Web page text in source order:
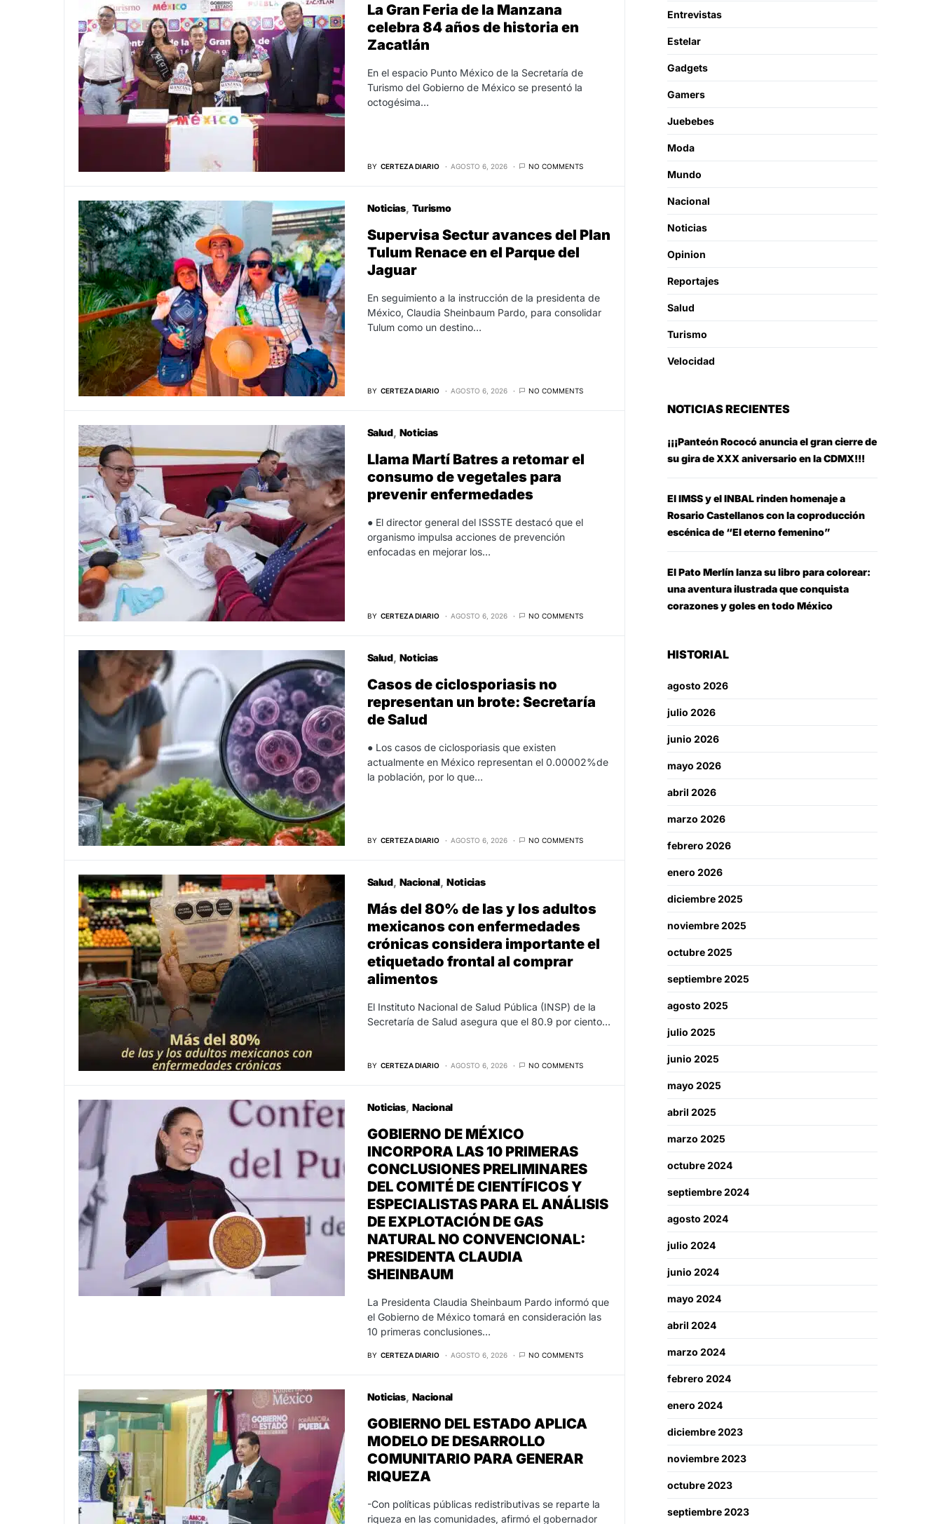
La Gran Feria de la Manzana
celebra 84 años de historia en
Zacatlán
En el espacio Punto México de la Secretaría de
Turismo del Gobierno de México se presentó la
octogésima…
BY CERTEZA DIARIO AGOSTO 6, 2026 NO COMMENTS
Noticias Turismo
Supervisa Sectur avances del Plan
Tulum Renace en el Parque del
Jaguar
En seguimiento a la instrucción de la presidenta de
México, Claudia Sheinbaum Pardo, para consolidar
Tulum como un destino…
BY CERTEZA DIARIO AGOSTO 6, 2026 NO COMMENTS
Salud Noticias
Llama Martí Batres a retomar el
consumo de vegetales para
prevenir enfermedades
● El director general del ISSSTE destacó que el
organismo impulsa acciones de prevención
enfocadas en mejorar los…
BY CERTEZA DIARIO AGOSTO 6, 2026 NO COMMENTS
Salud Noticias
Casos de ciclosporiasis no
representan un brote: Secretaría
de Salud
● Los casos de ciclosporiasis que existen
actualmente en México representan el 0.00002%de
la población, por lo que…
BY CERTEZA DIARIO AGOSTO 6, 2026 NO COMMENTS
Salud Nacional Noticias
Más del 80% de las y los adultos
mexicanos con enfermedades
crónicas considera importante el
etiquetado frontal al comprar
alimentos
El Instituto Nacional de Salud Pública (INSP) de la
Secretaría de Salud asegura que el 80.9 por ciento…
BY CERTEZA DIARIO AGOSTO 6, 2026 NO COMMENTS
Noticias Nacional
GOBIERNO DE MÉXICO
INCORPORA LAS 10 PRIMERAS
CONCLUSIONES PRELIMINARES
DEL COMITÉ DE CIENTÍFICOS Y
ESPECIALISTAS PARA EL ANÁLISIS
DE EXPLOTACIÓN DE GAS
NATURAL NO CONVENCIONAL:
PRESIDENTA CLAUDIA
SHEINBAUM
La Presidenta Claudia Sheinbaum Pardo informó que
el Gobierno de México tomará en consideración las
10 primeras conclusiones…
BY CERTEZA DIARIO AGOSTO 6, 2026 NO COMMENTS
Noticias Nacional
GOBIERNO DEL ESTADO APLICA
MODELO DE DESARROLLO
COMUNITARIO PARA GENERAR
RIQUEZA
-Con políticas públicas redistributivas se reparte la
riqueza en las comunidades, afirmó el gobernador
Entrevistas
Estelar
Gadgets
Gamers
Juebebes
Moda
Mundo
Nacional
Noticias
Opinion
Reportajes
Salud
Turismo
Velocidad
NOTICIAS RECIENTES
¡¡¡Panteón Rococó anuncia el gran cierre de
su gira de XXX aniversario en la CDMX!!!
El IMSS y el INBAL rinden homenaje a
Rosario Castellanos con la coproducción
escénica de “El eterno femenino”
El Pato Merlín lanza su libro para colorear:
una aventura ilustrada que conquista
corazones y goles en todo México
HISTORIAL
agosto 2026
julio 2026
junio 2026
mayo 2026
abril 2026
marzo 2026
febrero 2026
enero 2026
diciembre 2025
noviembre 2025
octubre 2025
septiembre 2025
agosto 2025
julio 2025
junio 2025
mayo 2025
abril 2025
marzo 2025
octubre 2024
septiembre 2024
agosto 2024
julio 2024
junio 2024
mayo 2024
abril 2024
marzo 2024
febrero 2024
enero 2024
diciembre 2023
noviembre 2023
octubre 2023
septiembre 2023